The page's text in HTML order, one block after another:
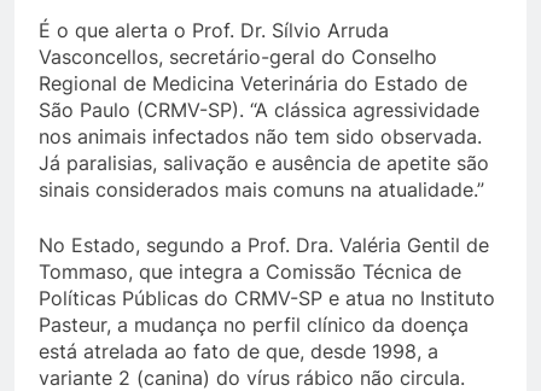
É o que alerta o Prof. Dr. Sílvio Arruda
Vasconcellos, secretário-geral do Conselho
Regional de Medicina Veterinária do Estado de
São Paulo (CRMV-SP). “A clássica agressividade
nos animais infectados não tem sido observada.
Já paralisias, salivação e ausência de apetite são
sinais considerados mais comuns na atualidade.”
No Estado, segundo a Prof. Dra. Valéria Gentil de
Tommaso, que integra a Comissão Técnica de
Políticas Públicas do CRMV-SP e atua no Instituto
Pasteur, a mudança no perfil clínico da doença
está atrelada ao fato de que, desde 1998, a
variante 2 (canina) do vírus rábico não circula.